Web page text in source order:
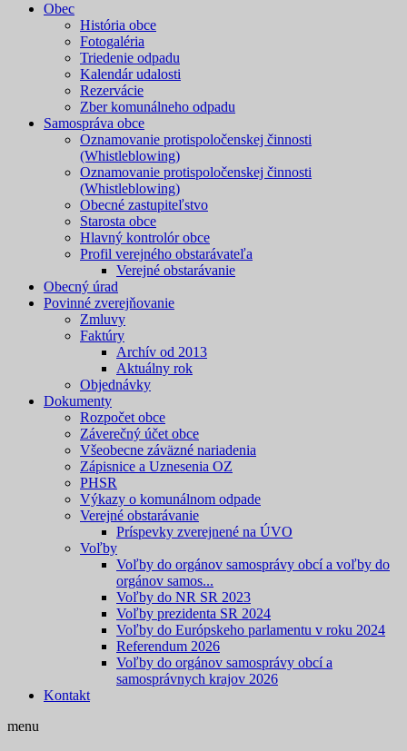
Obec
História obce
Fotogaléria
Triedenie odpadu
Kalendár udalosti
Rezervácie
Zber komunálneho odpadu
Samospráva obce
Oznamovanie protispoločenskej činnosti
(Whistleblowing)
Oznamovanie protispoločenskej činnosti
(Whistleblowing)
Obecné zastupiteľstvo
Starosta obce
Hlavný kontrolór obce
Profil verejného obstarávateľa
Verejné obstarávanie
Obecný úrad
Povinné zverejňovanie
Zmluvy
Faktúry
Archív od 2013
Aktuálny rok
Objednávky
Dokumenty
Rozpočet obce
Záverečný účet obce
Všeobecne záväzné nariadenia
Zápisnice a Uznesenia OZ
PHSR
Výkazy o komunálnom odpade
Verejné obstarávanie
Príspevky zverejnené na ÚVO
Voľby
Voľby do orgánov samosprávy obcí a voľby do
orgánov samos...
Voľby do NR SR 2023
Voľby prezidenta SR 2024
Voľby do Európskeho parlamentu v roku 2024
Referendum 2026
Voľby do orgánov samosprávy obcí a
samosprávnych krajov 2026
Kontakt
menu